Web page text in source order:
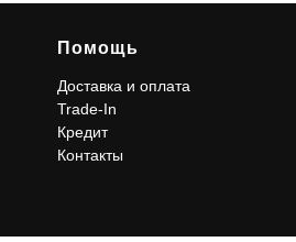
Помощь
Доставка и оплата
Trade-In
Кредит
Контакты